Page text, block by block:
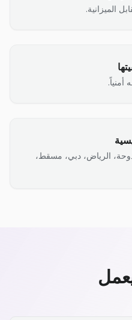
الميزانية.
الرياض، دبي، مسقط،